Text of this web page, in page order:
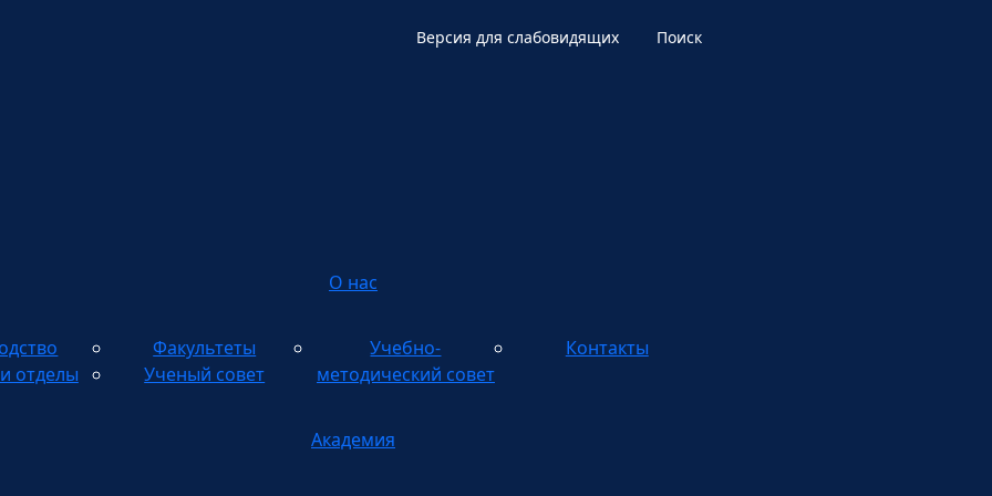
Версия для слабовидящих Поиск
О нас
отделы
Факультеты
Ученый совет
Учебно-
методический совет
Контакты
Академия